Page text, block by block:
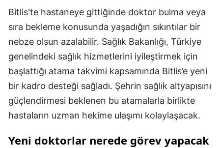
Bitlis'te hastaneye gittiğinde doktor bulma veya
sıra bekleme konusunda yaşadığın sıkıntılar bir
nebze olsun azalabilir. Sağlık Bakanlığı, Türkiye
genelindeki sağlık hizmetlerini iyileştirmek için
başlattığı atama takvimi kapsamında Bitlis’e yeni
bir kadro desteği sağladı. Şehrin sağlık altyapısını
güçlendirmesi beklenen bu atamalarla birlikte
hastaların uzman hekime ulaşımı kolaylaşacak.
Yeni doktorlar nerede görev yapacak